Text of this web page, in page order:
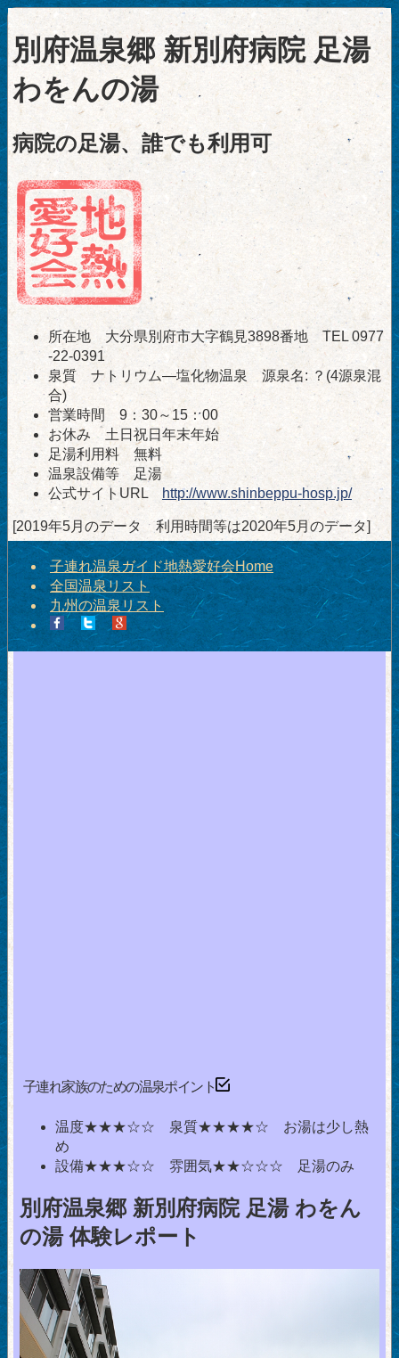
別府温泉郷 新別府病院 足湯
わをんの湯
病院の足湯、誰でも利用可
所在地 大分県別府市大字鶴見3898番地 TEL 0977
-22-0391
泉質 ナトリウム―塩化物温泉 源泉名: ？(4源泉混
合)
営業時間 9：30～15：00
お休み 土日祝日年末年始
足湯利用料 無料
温泉設備等 足湯
公式サイトURL
http://www.shinbeppu-hosp.jp/
[2019年5月のデータ 利用時間等は2020年5月のデータ]
子連れ温泉ガイド地熱愛好会Home
全国温泉リスト
九州の温泉リスト
子連れ家族のための温泉ポイント
温度★★★☆☆ 泉質★★★★☆ お湯は少し熱
め
設備★★★☆☆ 雰囲気★★☆☆☆ 足湯のみ
別府温泉郷 新別府病院 足湯 わをん
の湯 体験レポート